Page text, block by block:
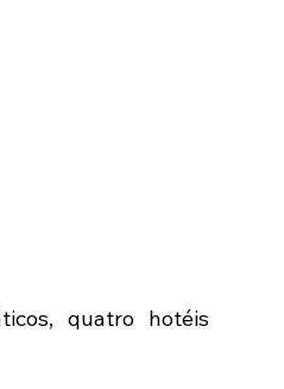
quatro hotéis